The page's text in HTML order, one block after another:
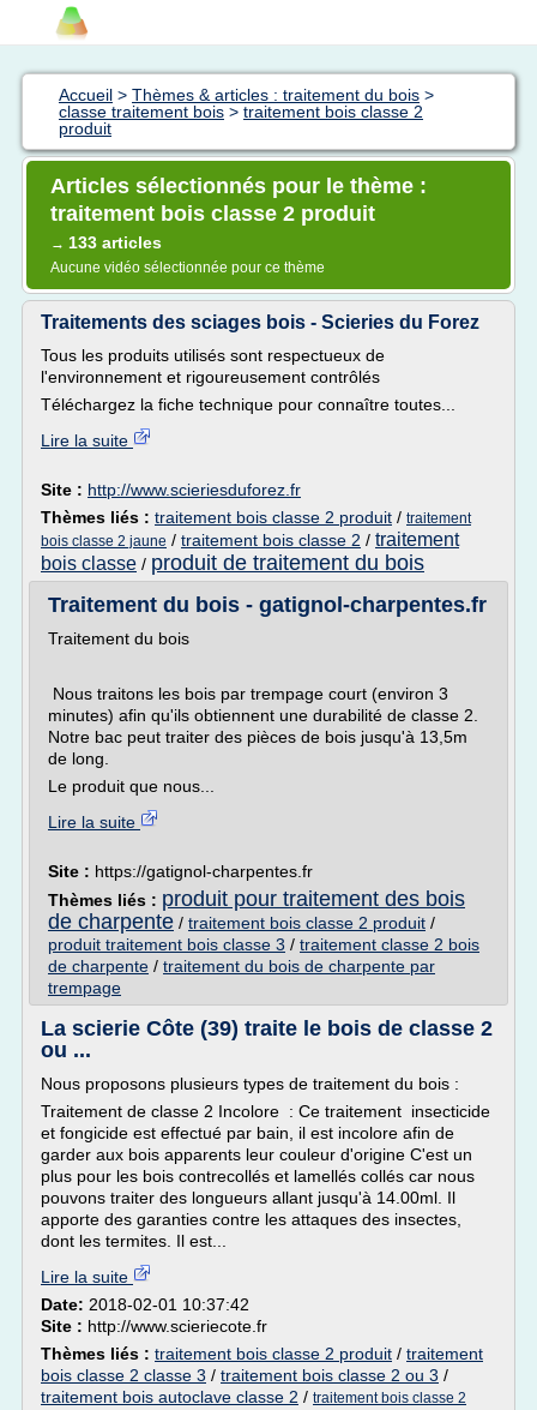
Accueil > Thèmes & articles : traitement du bois >
classe traitement bois > traitement bois classe 2
produit
Articles sélectionnés pour le thème :
traitement bois classe 2 produit
→ 133 articles
Aucune vidéo sélectionnée pour ce thème
Traitements des sciages bois - Scieries du Forez
Tous les produits utilisés sont respectueux de
l'environnement et rigoureusement contrôlés
Téléchargez la fiche technique pour connaître toutes...
Lire la suite
Site : http://www.scieriesduforez.fr
Thèmes liés : traitement bois classe 2 produit / traitement
bois classe 2 jaune / traitement bois classe 2 / traitement
bois classe / produit de traitement du bois
Traitement du bois - gatignol-charpentes.fr
Traitement du bois
Nous traitons les bois par trempage court (environ 3
minutes) afin qu'ils obtiennent une durabilité de classe 2.
Notre bac peut traiter des pièces de bois jusqu'à 13,5m
de long.
Le produit que nous...
Lire la suite
Site : https://gatignol-charpentes.fr
Thèmes liés : produit pour traitement des bois
de charpente / traitement bois classe 2 produit /
produit traitement bois classe 3 / traitement classe 2 bois
de charpente / traitement du bois de charpente par
trempage
La scierie Côte (39) traite le bois de classe 2
ou ...
Nous proposons plusieurs types de traitement du bois :
Traitement de classe 2 Incolore : Ce traitement insecticide
et fongicide est effectué par bain, il est incolore afin de
garder aux bois apparents leur couleur d'origine C'est un
plus pour les bois contrecollés et lamellés collés car nous
pouvons traiter des longueurs allant jusqu'à 14.00ml. Il
apporte des garanties contre les attaques des insectes,
dont les termites. Il est...
Lire la suite
Date: 2018-02-01 10:37:42
Site : http://www.scieriecote.fr
Thèmes liés : traitement bois classe 2 produit / traitement
bois classe 2 classe 3 / traitement bois classe 2 ou 3 /
traitement bois autoclave classe 2 / traitement bois classe 2